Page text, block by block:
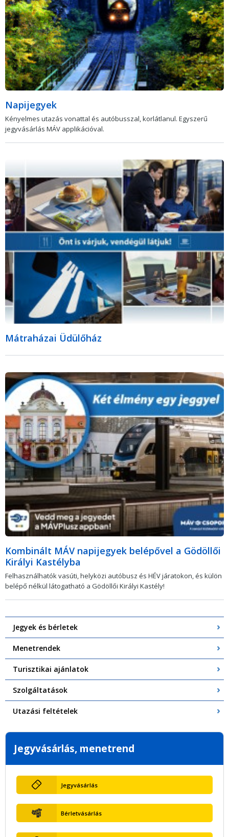
Napijegyek
Kényelmes utazás vonattal és autóbusszal, korlátlanul. Egyszerű
jegyvásárlás MÁV applikációval.
Mátraházai Üdülőház
Kombinált MÁV napijegyek belépővel a Gödöllői
Királyi Kastélyba
Felhasználhatók vasúti, helyközi autóbusz és HÉV járatokon, és külön
belépő nélkül látogatható a Gödöllői Királyi Kastély!
Jegyek és bérletek
Menetrendek
Turisztikai ajánlatok
Szolgáltatások
Utazási feltételek
Jegyvásárlás, menetrend
Jegyvásárlás
Bérletvásárlás